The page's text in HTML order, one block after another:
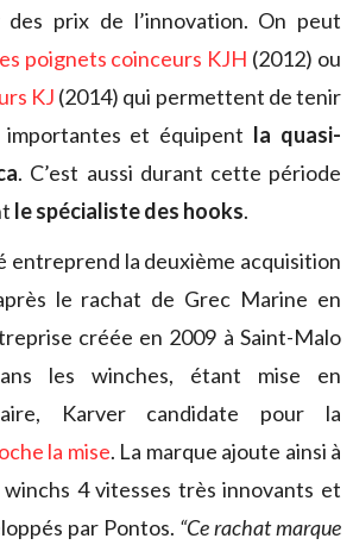
des prix de l’innovation. On peut
poignets coinceurs KJH (2012) ou
KJ (2014) qui permettent de tenir
et équipent la quasi-
. C’est aussi durant cette période
le spécialiste des hooks.
entreprend la deuxième acquisition
le rachat de Grec Marine en
créée en 2009 à Saint-Malo
les winches, étant mise en
Karver candidate pour la
la mise. La marque ajoute ainsi à
4 vitesses très innovants et
par Pontos. “Ce rachat marque